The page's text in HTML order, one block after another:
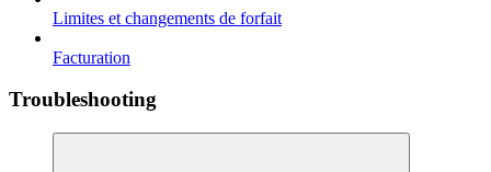
Limites et changements de forfait
Facturation
Troubleshooting